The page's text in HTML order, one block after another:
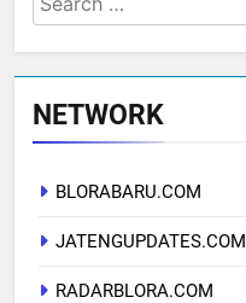
for:
NETWORK
BLORABARU.COM
JATENGUPDATES.COM
RADARBLORA.COM